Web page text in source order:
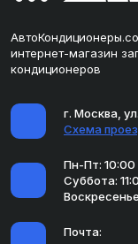
интернет-магазин
кондиционеров
г. Москва,
Схема
Пн-Пт:
Суббота:
Почта: